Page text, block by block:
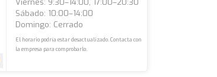
Viernes: 9:30–14:00, 17:00–20:30
Sábado: 10:00–14:00
Domingo: Cerrado
El horario podría estar desactualizado. Contacta con
la empresa para comprobarlo.